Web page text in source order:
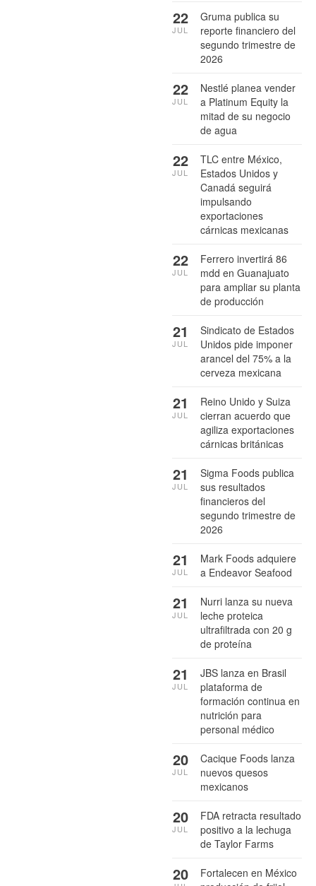
Gruma publica su
reporte financiero del
segundo trimestre de
2026
22
JUL
Nestlé planea vender
a Platinum Equity la
mitad de su negocio
de agua
22
JUL
TLC entre México,
Estados Unidos y
Canadá seguirá
impulsando
exportaciones
cárnicas mexicanas
22
JUL
Ferrero invertirá 86
mdd en Guanajuato
para ampliar su planta
de producción
22
JUL
Sindicato de Estados
Unidos pide imponer
arancel del 75% a la
cerveza mexicana
21
JUL
Reino Unido y Suiza
cierran acuerdo que
agiliza exportaciones
cárnicas británicas
21
JUL
Sigma Foods publica
sus resultados
financieros del
segundo trimestre de
2026
21
JUL
Mark Foods adquiere
a Endeavor Seafood
21
JUL
Nurri lanza su nueva
leche proteica
ultrafiltrada con 20 g
de proteína
21
JUL
JBS lanza en Brasil
plataforma de
formación continua en
nutrición para
personal médico
21
JUL
Cacique Foods lanza
nuevos quesos
mexicanos
20
JUL
FDA retracta resultado
positivo a la lechuga
de Taylor Farms
20
JUL
Fortalecen en México
20